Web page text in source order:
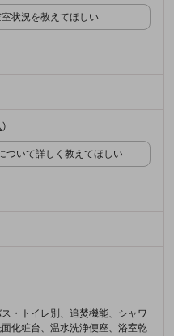
室状況を教えてほしい
ついて詳しく教えてほしい
・トイレ別、追焚機能、シャワ
化粧台、温水洗浄便座、浴室乾